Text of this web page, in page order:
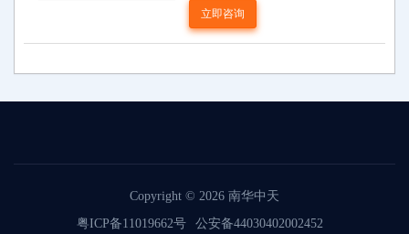
立即咨询
Copyright © 2026 南华中天
粤ICP备11019662号
公安备44030402002452